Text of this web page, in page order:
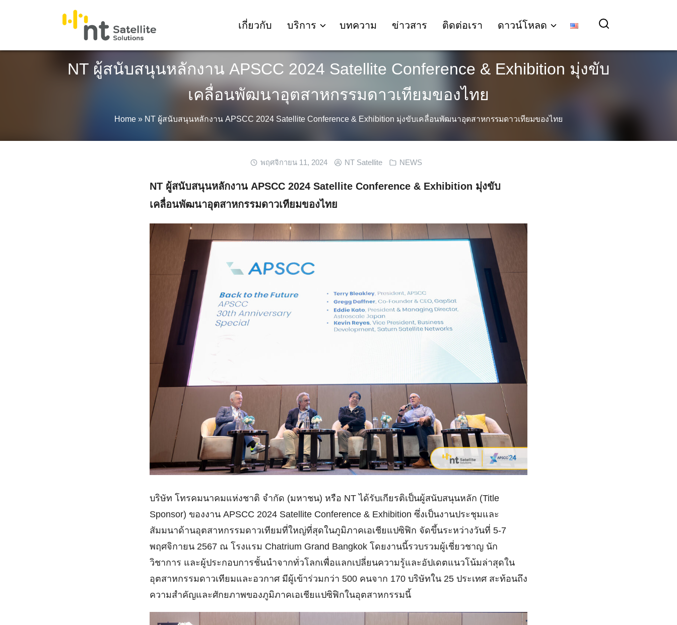
เกี่ยวกับ บริการ บทความ ข่าวสาร ติดต่อเรา ดาวน์โหลด
NT ผู้สนับสนุนหลักงาน APSCC 2024 Satellite Conference & Exhibition มุ่งขับ
เคลื่อนพัฒนาอุตสาหกรรมดาวเทียมของไทย
Home » NT ผู้สนับสนุนหลักงาน APSCC 2024 Satellite Conference & Exhibition มุ่งขับเคลื่อนพัฒนาอุตสาหกรรมดาวเทียมของไทย
พฤศจิกายน 11, 2024 NT Satellite NEWS
NT ผู้สนับสนุนหลักงาน APSCC 2024 Satellite Conference & Exhibition มุ่งขับ
เคลื่อนพัฒนาอุตสาหกรรมดาวเทียมของไทย
บริษัท โทรคมนาคมแห่งชาติ จำกัด (มหาชน) หรือ NT ได้รับเกียรติเป็นผู้สนับสนุนหลัก (Title
Sponsor) ของงาน APSCC 2024 Satellite Conference & Exhibition ซึ่งเป็นงานประชุมและ
สัมมนาด้านอุตสาหกรรมดาวเทียมที่ใหญ่ที่สุดในภูมิภาคเอเชียแปซิฟิก จัดขึ้นระหว่างวันที่ 5-7
พฤศจิกายน 2567 ณ โรงแรม Chatrium Grand Bangkok โดยงานนี้รวบรวมผู้เชี่ยวชาญ นัก
วิชาการ และผู้ประกอบการชั้นนำจากทั่วโลกเพื่อแลกเปลี่ยนความรู้และอัปเดตแนวโน้มล่าสุดใน
อุตสาหกรรมดาวเทียมและอวกาศ มีผู้เข้าร่วมกว่า 500 คนจาก 170 บริษัทใน 25 ประเทศ สะท้อนถึง
ความสำคัญและศักยภาพของภูมิภาคเอเชียแปซิฟิกในอุตสาหกรรมนี้